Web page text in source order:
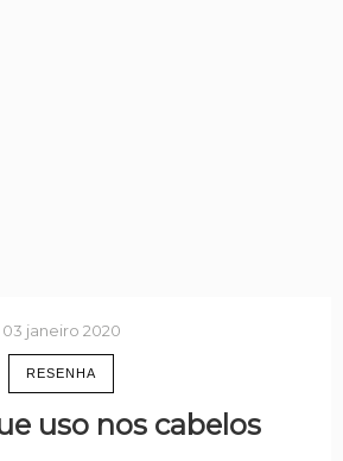
03 janeiro 2020
RESENHA
uso nos cabelos